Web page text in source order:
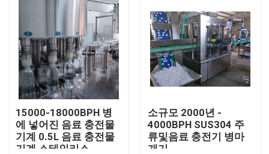
15000-18000BPH 병
에 넣어진 음료 충전물
기계 0.5L 음료 충전물
기계 스테인리스
소규모 2000년 -
4000BPH SUS304 주
류및음료 충전기 병마
개기